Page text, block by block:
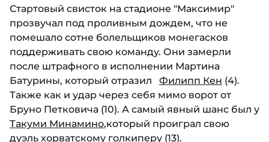
Стартовый свисток на стадионе "Максимир"
прозвучал под проливным дождем, что не
помешало сотне болельщиков монегасков
поддерживать свою команду. Они замерли
после штрафного в исполнении Мартина
Батурины, который отразил Филипп Кен (4).
Также как и удар через себя мимо ворот от
Бруно Петковича (10). А самый явный шанс был у
Такуми Минамино,который проиграл свою
дуэль хорватскому голкиперу (13).